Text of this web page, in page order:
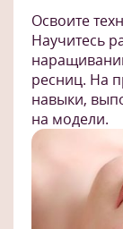
Освоите
Научитесь
ресниц. На
навыки,
на модели.